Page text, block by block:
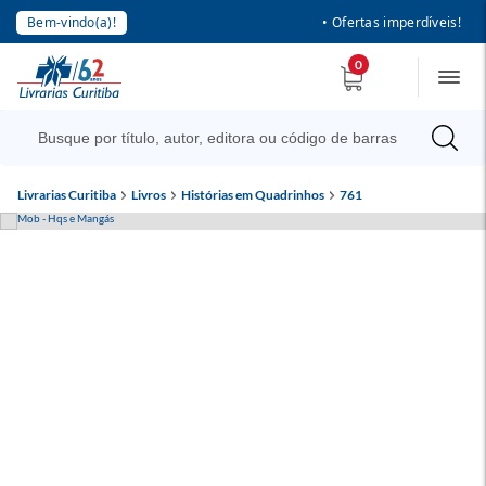
Bem-vindo(a)! • Ofertas imperdíveis!
0
Livrarias Curitiba Livros Histórias em Quadrinhos 761